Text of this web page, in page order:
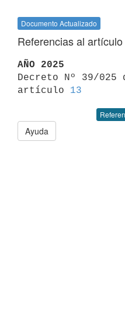
Documento Actualizado
Referencias al
AÑO 2025
Decreto Nº 39/025
artículo 13
Ayuda